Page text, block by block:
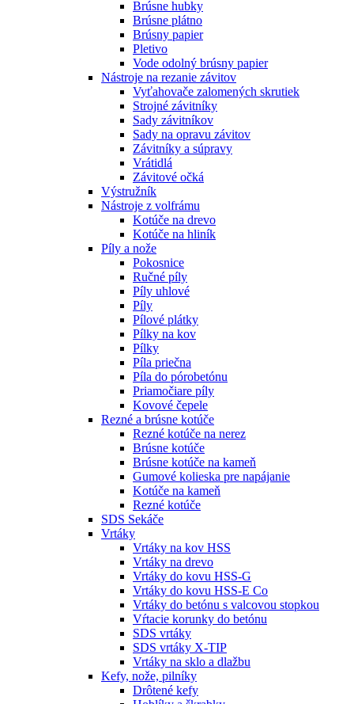
Brúsne hubky
Brúsne plátno
Brúsny papier
Pletivo
Vode odolný brúsny papier
Nástroje na rezanie závitov
Vyťahovače zalomených skrutiek
Strojné závitníky
Sady závitníkov
Sady na opravu závitov
Závitníky a súpravy
Vrátidlá
Závitové očká
Výstružník
Nástroje z volfrámu
Kotúče na drevo
Kotúče na hliník
Píly a nože
Pokosnice
Ručné píly
Píly uhlové
Píly
Pílové plátky
Pílky na kov
Pílky
Píla priečna
Píla do pórobetónu
Priamočiare píly
Kovové čepele
Rezné a brúsne kotúče
Rezné kotúče na nerez
Brúsne kotúče
Brúsne kotúče na kameň
Gumové kolieska pre napájanie
Kotúče na kameň
Rezné kotúče
SDS Sekáče
Vrtáky
Vrtáky na kov HSS
Vrtáky na drevo
Vrtáky do kovu HSS-G
Vrtáky do kovu HSS-E Co
Vrtáky do betónu s valcovou stopkou
Vŕtacie korunky do betónu
SDS vrtáky
SDS vrtáky X-TIP
Vrtáky na sklo a dlažbu
Kefy, nože, pilníky
Drôtené kefy